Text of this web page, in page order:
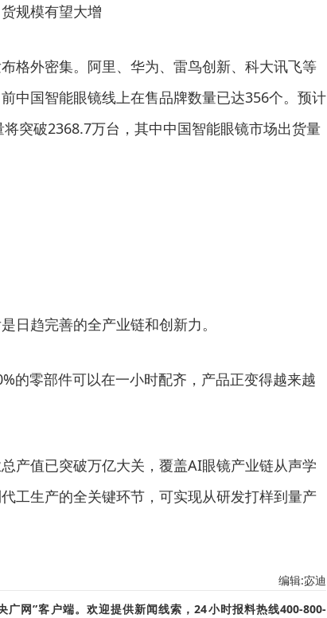
规模有望大增
外密集。阿里、华为、雷鸟创新、科大讯飞等
中国智能眼镜线上在售品牌数量已达356个。预计
突破2368.7万台，其中中国智能眼镜市场出货量
趋完善的全产业链和创新力。
零部件可以在一小时配齐，产品正变得越来越
值已突破万亿大关，覆盖AI眼镜产业链从声学
工生产的全关键环节，可实现从研发打样到量产
编辑:宓迪
广网”客户端。欢迎提供新闻线索，24小时报料热线400-800-